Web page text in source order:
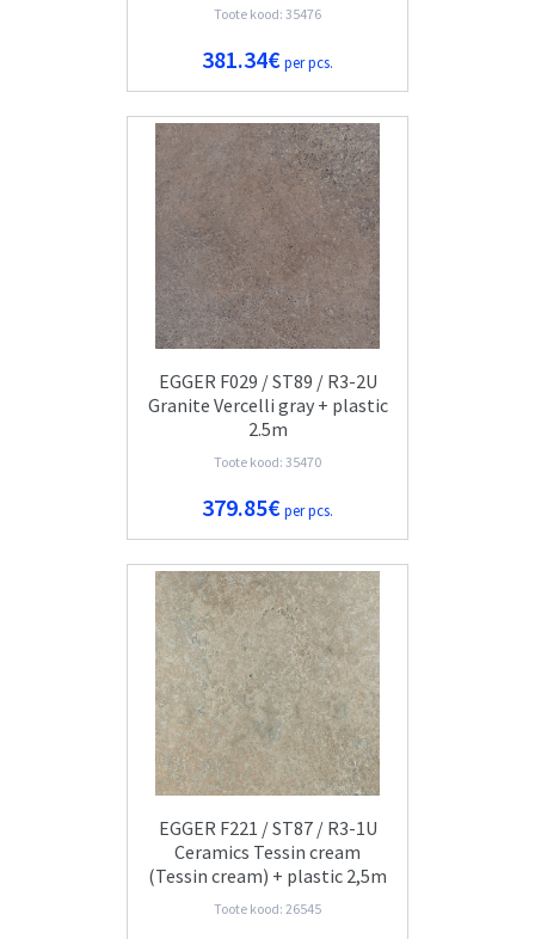
Toote kood: 35476
381.34€per pcs.
EGGER F029 / ST89 / R3-2U
Granite Vercelli gray + plastic
2.5m
Toote kood: 35470
379.85€per pcs.
EGGER F221 / ST87 / R3-1U
Ceramics Tessin cream
(Tessin cream) + plastic 2,5m
Toote kood: 26545